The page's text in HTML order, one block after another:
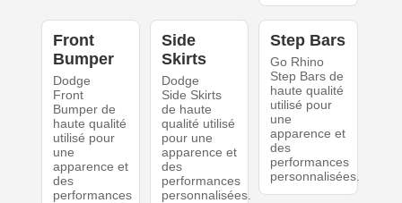
Front
Bumper
Dodge
Front
Bumper de
haute qualité
utilisé pour
une
apparence et
des
performances
Side
Skirts
Dodge
Side Skirts
de haute
qualité utilisé
pour une
apparence et
des
performances
personnalisées.
Step Bars
Go Rhino
Step Bars de
haute qualité
utilisé pour
une
apparence et
des
performances
personnalisées.